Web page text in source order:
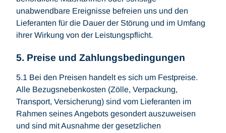
unabwendbare Ereignisse befreien uns und den
Lieferanten für die Dauer der Störung und im Umfang
ihrer Wirkung von der Leistungspflicht.
5. Preise und Zahlungsbedingungen
5.1 Bei den Preisen handelt es sich um Festpreise.
Alle Bezugsnebenkosten (Zölle, Verpackung,
Transport, Versicherung) sind vom Lieferanten im
Rahmen seines Angebots gesondert auszuweisen
und sind mit Ausnahme der gesetzlichen